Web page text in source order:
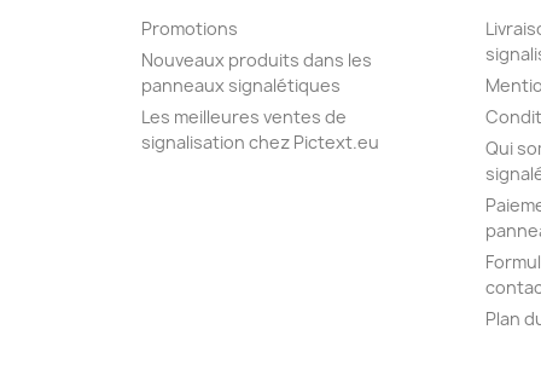
Promotions
Nouveaux produits dans les
panneaux signalétiques
Les meilleures ventes de
signalisation chez Pictext.eu
Qui
Plan